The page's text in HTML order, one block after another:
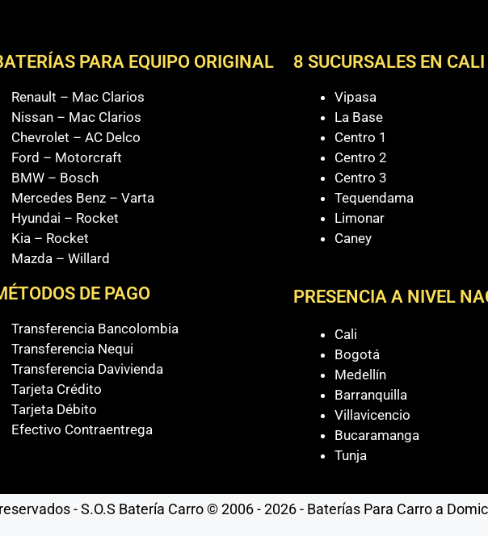
PARA EQUIPO ORIGINAL
Renault – Mac Clarios
Nissan – Mac Clarios
Chevrolet – AC Delco
Ford – Motorcraft
BMW – Bosch
Mercedes Benz – Varta
Hyundai – Rocket
Kia – Rocket
Mazda – Willard
DE PAGO
Transferencia Bancolombia
Transferencia Nequi
Transferencia Davivienda
Tarjeta Crédito
Tarjeta Débito
Efectivo Contraentrega
8 SUCURSALES EN CALI
Vipasa
La Base
Centro 1
Centro 2
Centro 3
Tequendama
Limonar
Caney
PRESENCIA A NIVEL
Cali
Bogotá
Medellín
Barranquilla
Villavicencio
Bucaramanga
Tunja
- S.O.S Batería Carro © 2006 - 2026 - Baterías Para Carro a